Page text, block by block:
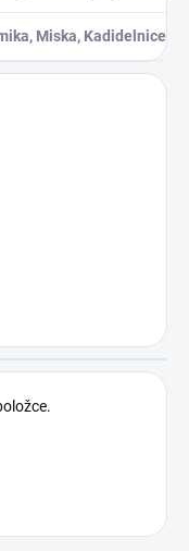
Miska, Kadidelnice